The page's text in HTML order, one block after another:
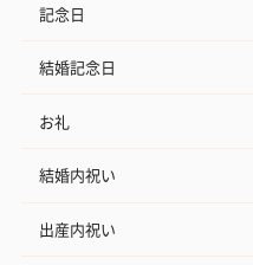
記念日
結婚記念日
お礼
結婚内祝い
出産内祝い